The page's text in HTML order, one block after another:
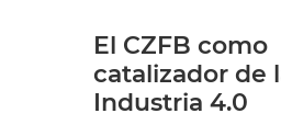
El CZFB como
catalizador de
Industria 4.0